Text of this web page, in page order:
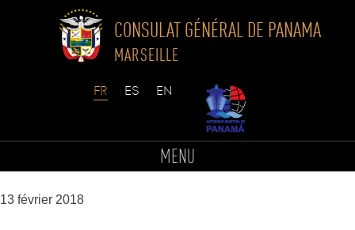
to
CONSULAT GÉNÉRAL DE PANAMA
MARSEILLE
MENU
13 février 2018